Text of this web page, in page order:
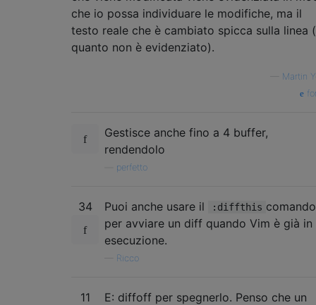
che io possa individuare le modifiche, ma il
testo reale che è cambiato spicca sulla linea
quanto non è evidenziato).
Martin
Gestisce anche fino a 4 buffer,
rendendolo
perfetto
34 Puoi anche usare il :diffthis comando
per avviare un diff quando Vim è già in
esecuzione.
Ricco
11
E: diffoff per spegnerlo. Penso che un